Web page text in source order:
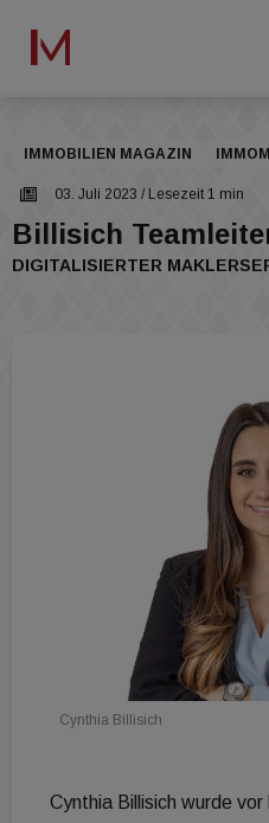
IMMOBILIEN MAGAZIN
03. Juli 2023 / Lesezeit 1 min
Billisich
DIGITALISIERTER
Cynthia Billisich
Cynthia Billisich wurde